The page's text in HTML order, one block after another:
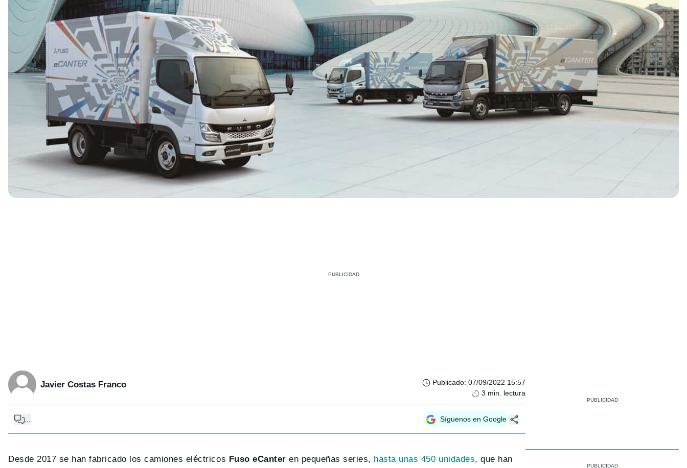
Javier Costas Franco Publicado: 07/09/2022 15:57
3 min. lectura
... Síguenos en Google
Desde 2017 se han fabricado los camiones eléctricos Fuso eCanter en pequeñas series, hasta unas 450 unidades, que han